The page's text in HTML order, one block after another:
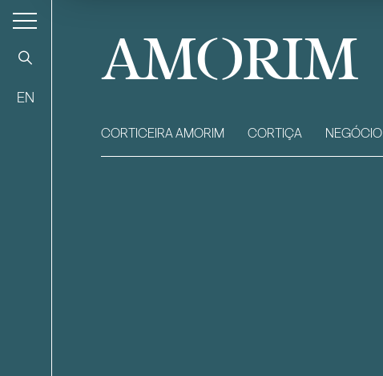
EN
AMORIM
CORTICEIRA AMORIM CORTIÇA NEGÓCIO